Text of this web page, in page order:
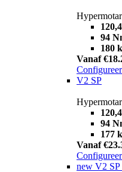
94
180
Vanaf
Configureer
V2 SP
94
177
Vanaf
Configureer
new V2 SP